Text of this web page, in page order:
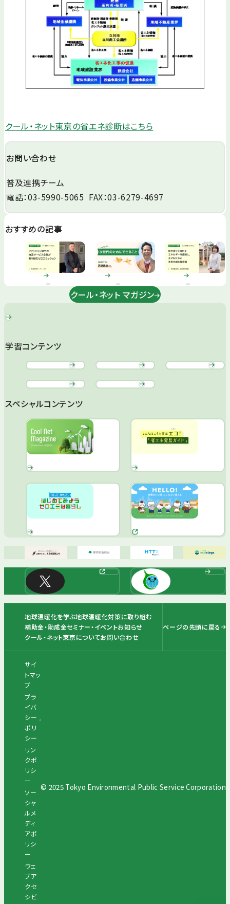
クール・ネット東京の省エネ診断はこちら
お問い合わせ
普及連携チーム
電話：03-5990-5065 FAX：03-6279-4697
おすすめの記事
クール・ネット マガジン
学習コンテンツ
スペシャルコンテンツ
地球温暖化を学ぶ地球温暖化対策に取り組む
補助金・助成金セミナー・イベントお知らせ
クール・ネット東京についてお問い合わせ
ページの先頭に戻る
サイ
トマッ
プ
プラ
イバ
シー
ポリ
シー
リン
クポ
リシ
ー
ソー
シャ
ルメ
ディ
アポ
リシ
ー
ウェ
ブア
クセ
シビ
© 2025 Tokyo Environmental Public Service Corporation